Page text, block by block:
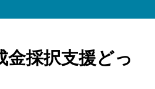
金採択支援どっ